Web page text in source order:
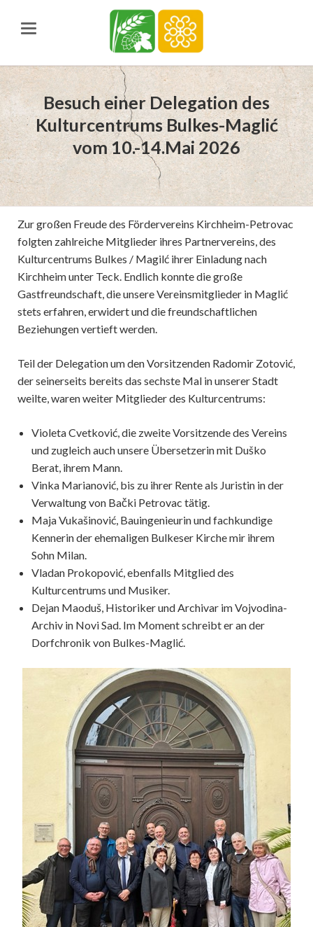
Besuch einer Delegation des
Kulturcentrums Bulkes-Maglić
vom 10.-14.Mai 2026
Zur großen Freude des Fördervereins Kirchheim-Petrovac
folgten zahlreiche Mitglieder ihres Partnervereins, des
Kulturcentrums Bulkes / Magilć ihrer Einladung nach
Kirchheim unter Teck. Endlich konnte die große
Gastfreundschaft, die unsere Vereinsmitglieder in Maglić
stets erfahren, erwidert und die freundschaftlichen
Beziehungen vertieft werden.
Teil der Delegation um den Vorsitzenden Radomir Zotović,
der seinerseits bereits das sechste Mal in unserer Stadt
weilte, waren weiter Mitglieder des Kulturcentrums:
Violeta Cvetković, die zweite Vorsitzende des Vereins
und zugleich auch unsere Übersetzerin mit Duško
Berat, ihrem Mann.
Vinka Marianović, bis zu ihrer Rente als Juristin in der
Verwaltung von Bački Petrovac tätig.
Maja Vukašinović, Bauingenieurin und fachkundige
Kennerin der ehemaligen Bulkeser Kirche mir ihrem
Sohn Milan.
Vladan Prokopović, ebenfalls Mitglied des
Kulturcentrums und Musiker.
Dejan Maoduš, Historiker und Archivar im Vojvodina-
Archiv in Novi Sad. Im Moment schreibt er an der
Dorfchronik von Bulkes-Maglić.